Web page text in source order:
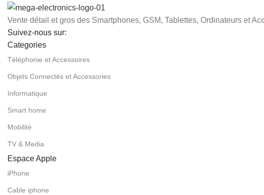
Vente détail et gros des Smartphones, GSM, Tablettes, Ordinateurs et
Suivez-nous sur:
Categories
Téléphonie et Accessoires
Objets Connectés et Accessories
Informatique
Smart home
Mobilité
TV & Media
Espace Apple
iPhone
Cable iphone